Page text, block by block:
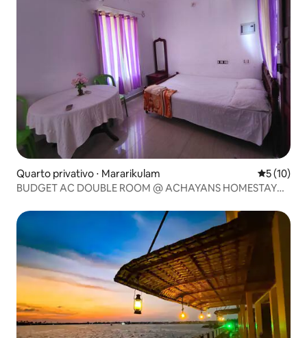
Quarto privativo ⋅ Mararikulam 5 de uma
5 (10)
BUDGET AC DOUBLE ROOM @ ACHAYANS HOMESTAY